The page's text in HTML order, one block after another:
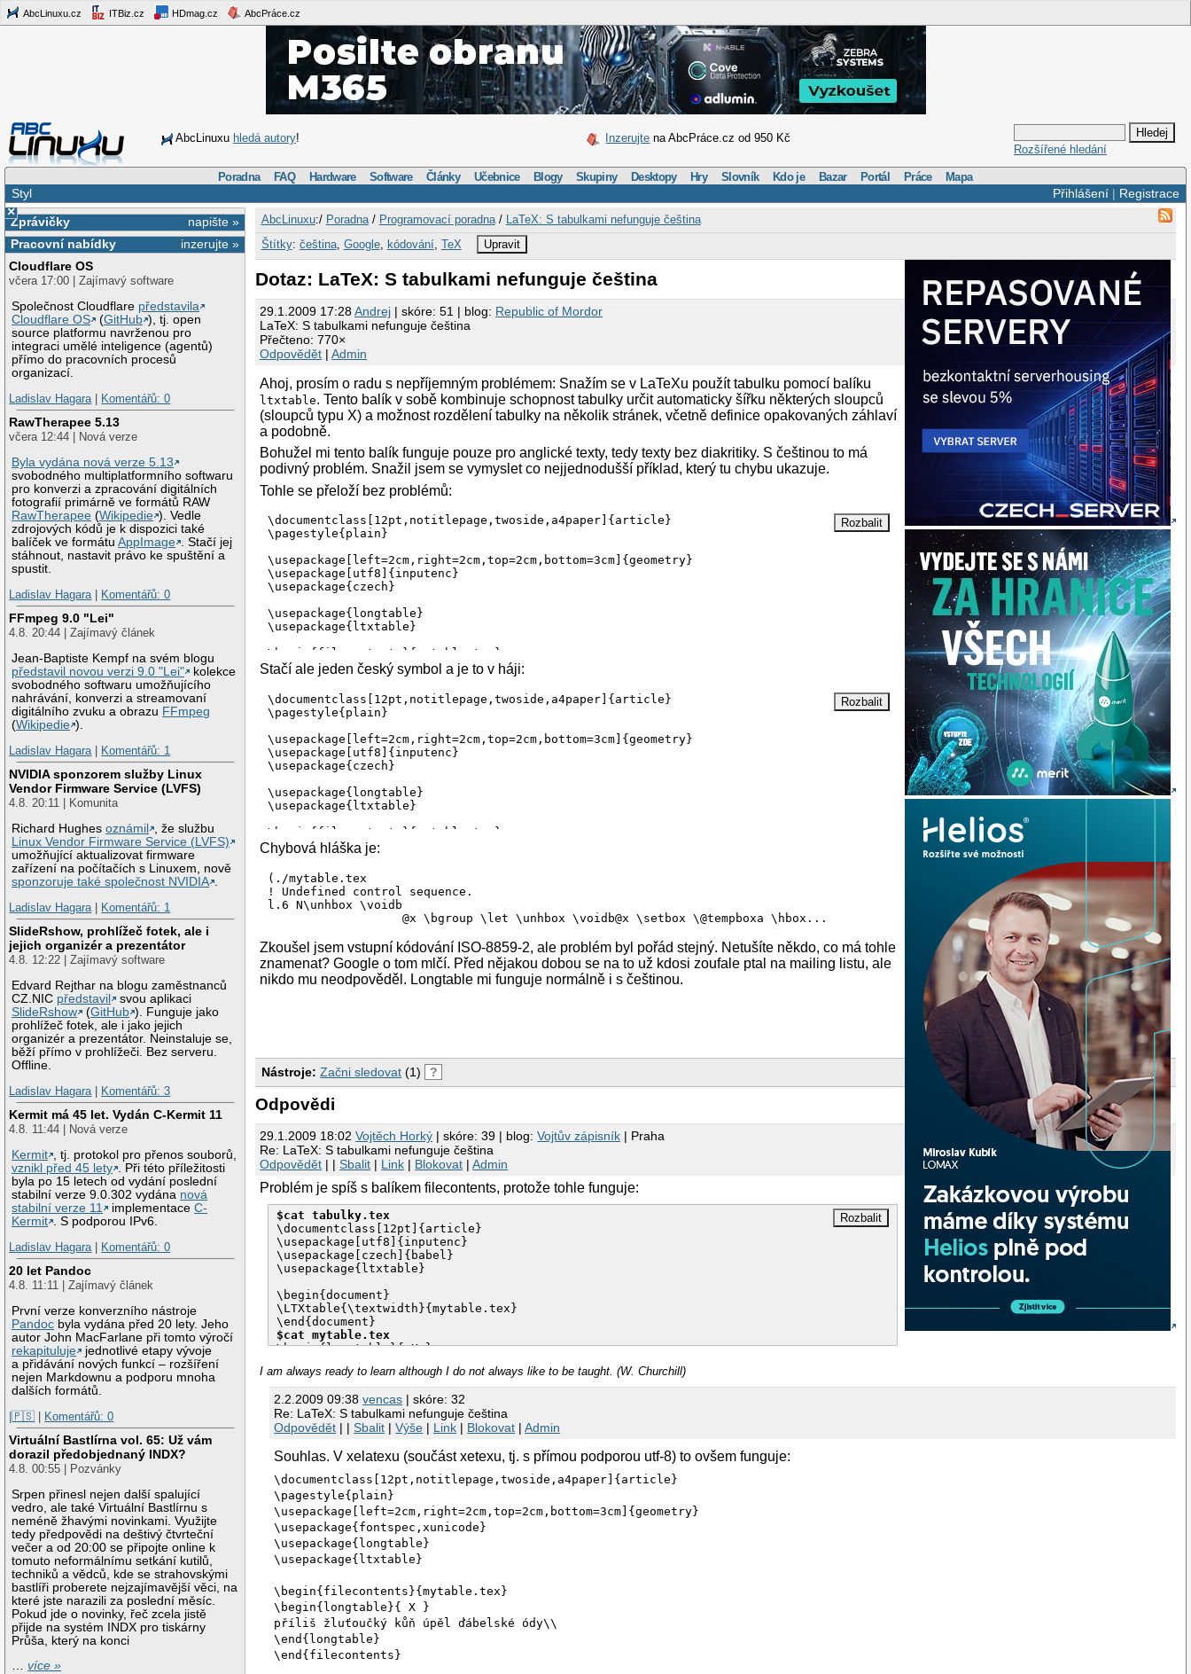
AbcLinuxu.cz ITBiz.cz HDmag.cz AbcPráce.cz
AbcLinuxu hledá autory! Inzerujte na AbcPráce.cz od 950 Kč
Rozšířené hledání
Poradna FAQ Hardware Software Články Učebnice Blogy Skupiny Desktopy Hry Slovník Kdo je Bazar Portál Práce Mapa
Přihlášení| Registrace
Styl
×
napište »
Zprávičky
inzerujte »
Pracovní nabídky
Cloudflare OS
včera 17:00 | Zajímavý software
Společnost Cloudflare představila
Cloudflare OS
(GitHub ), tj. open
source platformu navrženou pro
integraci umělé inteligence (agentů)
přímo do pracovních procesů
organizací.
Ladislav Hagara| Komentářů: 0
RawTherapee 5.13
včera 12:44 | Nová verze
Byla vydána nová verze 5.13
svobodného multiplatformního softwaru
pro konverzi a zpracování digitálních
fotografií primárně ve formátů RAW
RawTherapee (Wikipedie ). Vedle
zdrojových kódů je k dispozici také
balíček ve formátuAppImage
. Stačí jej
stáhnout, nastavit právo ke spuštění a
spustit.
Ladislav Hagara| Komentářů: 0
FFmpeg 9.0 "Lei"
4.8. 20:44 | Zajímavý článek
Jean-Baptiste Kempf na svém blogu
představil novou verzi 9.0 "Lei"
kolekce
svobodného softwaru umožňujícího
nahrávání, konverzi a streamovaní
digitálního zvuku a obrazu FFmpeg
(Wikipedie ).
Ladislav Hagara| Komentářů: 1
NVIDIA sponzorem služby Linux
Vendor Firmware Service (LVFS)
4.8. 20:11 | Komunita
Richard Hughesoznámil
, že službu
Linux Vendor Firmware Service (LVFS)
umožňující aktualizovat firmware
zařízení na počítačích s Linuxem, nově
sponzoruje také společnost NVIDIA
Ladislav Hagara| Komentářů: 1
SlideRshow, prohlížeč fotek, ale i
jejich organizér a prezentátor
4.8. 12:22 | Zajímavý software
Edvard Rejthar na blogu zaměstnanců
CZ.NIC představil
svou aplikaci
SlideRshow
(GitHub ). Funguje jako
prohlížeč fotek, ale i jako jejich
organizér a prezentátor. Neinstaluje se,
běží přímo v prohlížeči. Bez serveru.
Offline.
Ladislav Hagara| Komentářů: 3
Kermit má 45 let. Vydán C-Kermit 11
4.8. 11:44 | Nová verze
Kermit
, tj. protokol pro přenos souborů,
vznikl před 45 lety
. Při této příležitosti
byla po 15 letech od vydání poslední
stabilní verze 9.0.302 vydána nová
stabilní verze 11
implementaceC-
Kermit
. S podporou IPv6.
Ladislav Hagara| Komentářů: 0
20 let Pandoc
4.8. 11:11 | Zajímavý článek
První verze konverzního nástroje
Pandoc byla vydána před 20 lety. Jeho
autor John MacFarlane při tomto výročí
rekapituluje
jednotlivé etapy vývoje
a přidávání nových funkcí – rozšíření
nejen Markdownu a podporu mnoha
dalších formátů.
|🇵🇸
Komentářů: 0
Virtuální Bastlírna vol. 65: Už vám
dorazil předobjednaný INDX?
4.8. 00:55 | Pozvánky
Srpen přinesl nejen další spalující
vedro, ale také Virtuální Bastlírnu s
neméně žhavými novinkami. Využijte
tedy předpovědi na deštivý čtvrteční
večer a od 20:00 se připojte online k
tomuto neformálnímu setkání kutilů,
techniků a vědců, kde se strahovskými
bastlíři proberete nejzajímavější věci, na
které jste narazili za poslední měsíc.
Pokud jde o novinky, řeč zcela jistě
přijde na systém INDX pro tiskárny
Průša, který na konci
…více »
AbcLinuxu:/ Poradna/ Programovací poradna/ LaTeX: S tabulkami nefunguje čeština
Štítky: čeština, Google, kódování, TeX Upravit
Dotaz: LaTeX: S tabulkami nefunguje čeština
29.1.2009 17:28Andrej | skóre: 51 | blog: Republic of Mordor
LaTeX: S tabulkami nefunguje čeština
Přečteno: 770×
Odpovědět |Admin
Ahoj, prosím o radu s nepříjemným problémem: Snažím se v LaTeXu použít tabulku pomocí balíku
ltxtable. Tento balík v sobě kombinuje schopnost tabulky určit automaticky šířku některých sloupců
(sloupců typu X) a možnost rozdělení tabulky na několik stránek, včetně definice opakovaných záhlaví
a podobně.
Bohužel mi tento balík funguje pouze pro anglické texty, tedy texty bez diakritiky. S češtinou to má
podivný problém. Snažil jsem se vymyslet co nejjednodušší příklad, který tu chybu ukazuje.
Tohle se přeloží bez problémů:
\documentclass[12pt,notitlepage,twoside,a4paper]{article}
\pagestyle{plain}
\usepackage[left=2cm,right=2cm,top=2cm,bottom=3cm]{geometry}
\usepackage[utf8]{inputenc}
\usepackage{czech}
\usepackage{longtable}
\usepackage{ltxtable}
\begin{filecontents}{mytable.tex}
\begin{longtable}{ X }
Something.
\end{longtable}
\end{filecontents}
\begin{document}
\LTXtable{\textwidth}{mytable.tex}
Stačí ale jeden český symbol a je to v háji:
\documentclass[12pt,notitlepage,twoside,a4paper]{article}
\pagestyle{plain}
\usepackage[left=2cm,right=2cm,top=2cm,bottom=3cm]{geometry}
\usepackage[utf8]{inputenc}
\usepackage{czech}
\usepackage{longtable}
\usepackage{ltxtable}
\begin{filecontents}{mytable.tex}
Něco.
\end{longtable}
\end{filecontents}
\begin{document}
\LTXtable{\textwidth}{mytable.tex}
Chybová hláška je:
(./mytable.tex
! Undefined control sequence.
l.6 N\unhbox \voidb
Zkoušel jsem vstupní kódování ISO-8859-2, ale problém byl pořád stejný. Netušíte někdo, co má tohle
znamenat? Google o tom mlčí. Před nějakou dobou se na to už kdosi zoufale ptal na mailing listu, ale
nikdo mu neodpověděl. Longtable mi funguje normálně i s češtinou.
Nástroje: Začni sledovat (1) ?
Odpovědi
29.1.2009 18:02Vojtěch Horký | skóre: 39 | blog:Vojtův zápisník | Praha
Re: LaTeX: S tabulkami nefunguje čeština
Odpovědět | |Sbalit | Link | Blokovat |Admin
Problém je spíš s balíkem filecontents, protože tohle funguje:
$cat tabulky.tex
\documentclass[12pt]{article}
\usepackage[utf8]{inputenc}
\usepackage[czech]{babel}
\usepackage{ltxtable}
\begin{document}
\LTXtable{\textwidth}{mytable.tex}
$cat mytable.tex
\begin{longtable}{ X }
\end{longtable}
$pdflatex tabulky.tex
...
Output written on tabulky.pdf (1 page, 4210 bytes).
Transcript written on tabulky.log.
I am always ready to learn although I do not always like to be taught. (W. Churchill)
2.2.2009 09:38vencas | skóre: 32
Re: LaTeX: S tabulkami nefunguje čeština
Odpovědět | |Sbalit |Výše | Link | Blokovat |Admin
Souhlas. V xelatexu (součást xetexu, tj. s přímou podporou utf-8) to ovšem funguje:
\documentclass[12pt,notitlepage,twoside,a4paper]{article}
\pagestyle{plain}
\usepackage[left=2cm,right=2cm,top=2cm,bottom=3cm]{geometry}
\usepackage{fontspec,xunicode}
\usepackage{longtable}
\usepackage{ltxtable}
\begin{filecontents}{mytable.tex}
\begin{longtable}{ X }
příliš žluťoučký kůň úpěl ďábelské ódy\\
\end{longtable}
\end{filecontents}